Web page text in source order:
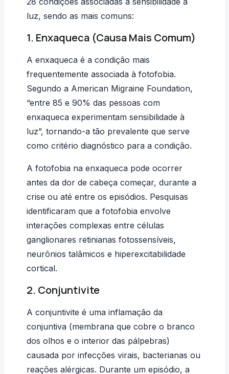
luz, sendo as mais comuns:
1. Enxaqueca (Causa Mais Comum)
A enxaqueca é a condição mais
frequentemente associada à fotofobia.
Segundo a American Migraine Foundation,
“entre 85 e 90% das pessoas com
enxaqueca experimentam sensibilidade à
luz”, tornando-a tão prevalente que serve
como critério diagnóstico para a condição.
A fotofobia na enxaqueca pode ocorrer
antes da dor de cabeça começar, durante a
crise ou até entre os episódios. Pesquisas
identificaram que a fotofobia envolve
interações complexas entre células
ganglionares retinianas fotossensíveis,
neurônios talâmicos e hiperexcitabilidade
cortical.
2. Conjuntivite
A conjuntivite é uma inflamação da
conjuntiva (membrana que cobre o branco
dos olhos e o interior das pálpebras)
causada por infecções virais, bacterianas ou
reações alérgicas. Durante um episódio, a